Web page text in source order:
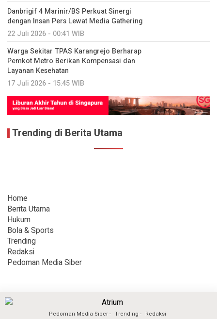
Danbrigif 4 Marinir/BS Perkuat Sinergi
dengan Insan Pers Lewat Media Gathering
22 Juli 2026 - 00:41 WIB
Warga Sekitar TPAS Karangrejo Berharap
Pemkot Metro Berikan Kompensasi dan
Layanan Kesehatan
17 Juli 2026 - 15:45 WIB
Trending di Berita Utama
Home
Berita Utama
Hukum
Bola & Sports
Trending
Redaksi
Pedoman Media Siber
Pedoman Media Siber Trending Redaksi